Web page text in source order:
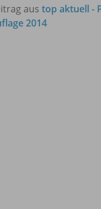
aus top aktuell -
2014